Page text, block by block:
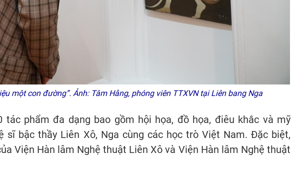
một con đường”. Ảnh: Tâm Hằng, phóng viên TTXVN tại Liên bang Nga
tác phẩm đa dạng bao gồm hội họa, đồ họa, điêu khắc và mỹ
sĩ bậc thầy Liên Xô, Nga cùng các học trò Việt Nam. Đặc biệt,
Viện Hàn lâm Nghệ thuật Liên Xô và Viện Hàn lâm Nghệ thuật